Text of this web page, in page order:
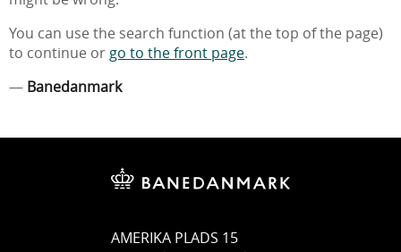
You can use the search function (at the top of the page)
to continue or go to the front page.
— Banedanmark
AMERIKA PLADS 15